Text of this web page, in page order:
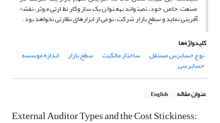
صنعت خاص خود، نمی­تواند به­عنوان یک سازوکار نظارتی موثر، نقش­
آفرینی نماید و سطح بازار شرکت، نوعی از ابزارهای نظارتی نخواهد بود.
کلیدواژه‌ها
نوع حسابرس مستقل
ساختار مالکیت سطح بازار اندازه موسسه
حسابرسی
عنوان مقاله English
External Auditor Types and the Cost Stickiness: